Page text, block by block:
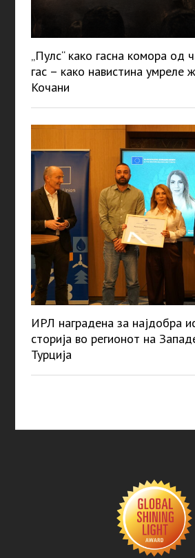
„Пулс“ како гасна комора од
гас – како навистина умреле
Кочани
ИРЛ наградена за најдобра
сторија во регионот на
Турција